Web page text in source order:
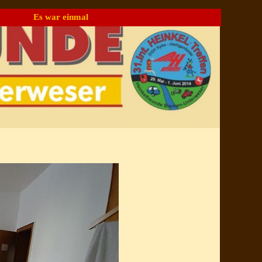
Es war einmal